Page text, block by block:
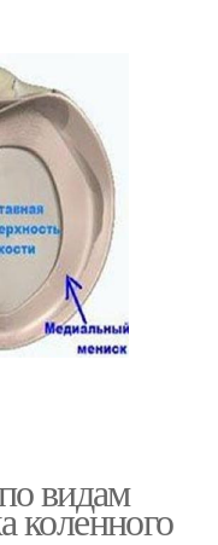
видам
коленного